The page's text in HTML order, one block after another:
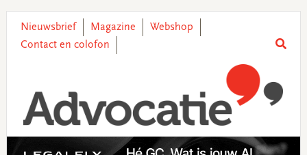
primary
main
primary
footer
Nieuwsbrief Magazine
Webshop
Contact en colofon